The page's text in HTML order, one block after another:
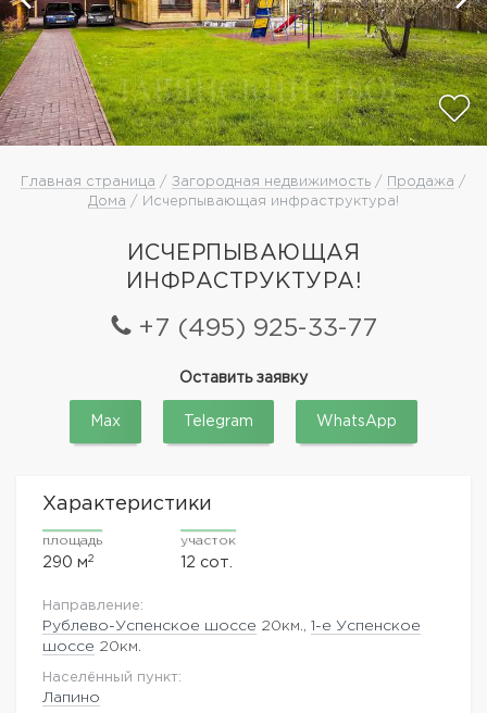
Главная страница / Загородная недвижимость / Продажа /
Дома / Исчерпывающая инфраструктура!
ИСЧЕРПЫВАЮЩАЯ
ИНФРАСТРУКТУРА!
+7 (495) 925-33-77
Оставить заявку
Max Telegram WhatsApp
Характеристики
площадь
290 м2
участок
12 сот.
Направление:
Рублево-Успенское шоссе 20км., 1-е Успенское
шоссе 20км.
Населённый пункт:
Лапино